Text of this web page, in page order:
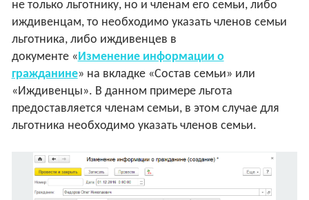
не только льготнику, но и членам его семьи, либо
иждивенцам, то необходимо указать членов семьи
льготника, либо иждивенцев в
документе «Изменение информации о
гражданине» на вкладке «Состав семьи» или
«Иждивенцы». В данном примере льгота
предоставляется членам семьи, в этом случае для
льготника необходимо указать членов семьи.